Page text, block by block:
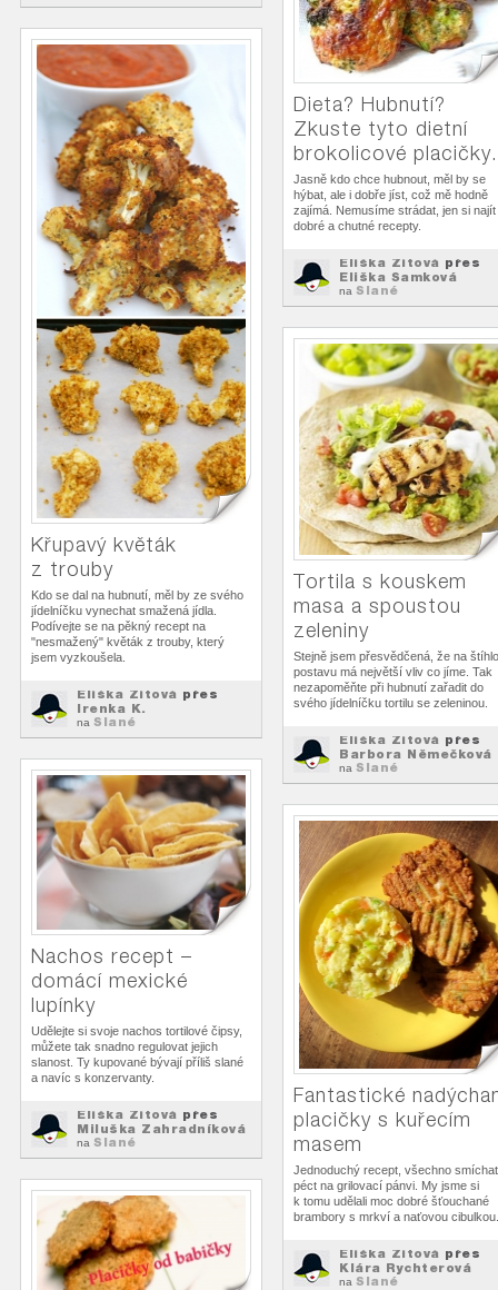
Dieta? Hubnutí?
Zkuste tyto dietní
brokolicové placičky.
Jasně kdo chce hubnout, měl by se
hýbat, ale i dobře jíst, což mě hodně
zajímá. Nemusíme strádat, jen si najít
dobré a chutné recepty.
Eliška Zitová přes
Eliška Samková
na Slané
Křupavý květák
z trouby
Kdo se dal na hubnutí, měl by ze svého
jídelníčku vynechat smažená jídla.
Podívejte se na pěkný recept na
"nesmažený" květák z trouby, který
jsem vyzkoušela.
Eliška Zitová přes
Irenka K.
na Slané
Tortila s kouskem
masa a spoustou
zeleniny
Stejně jsem přesvědčená, že na
postavu má největší vliv co jíme. Tak
nezapoměňte při hubnutí zařadit do
svého jídelníčku tortilu se zeleninou.
Eliška Zitová přes
Barbora Němečková
na Slané
Nachos recept –
domácí mexické
lupínky
Udělejte si svoje nachos tortilové čipsy,
můžete tak snadno regulovat jejich
slanost. Ty kupované bývají příliš slané
a navíc s konzervanty.
Eliška Zitová přes
Miluška Zahradníková
na Slané
Fantastické
placičky s kuřecím
masem
Jednoduchý recept, všechno
péct na grilovací pánvi. My jsme si
k tomu udělali moc dobré šťouchané
brambory s mrkví a naťovou cibulkou.
Eliška Zitová přes
Klára Rychterová
na Slané